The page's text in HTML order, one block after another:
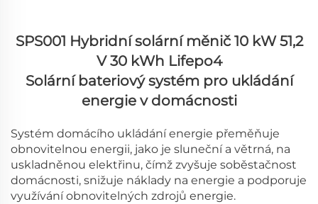
SPS001 Hybridní solární měnič 10 kW 51,2
V 30 kWh Lifepo4
Solární bateriový systém pro ukládání
energie v domácnosti
Systém domácího ukládání energie přeměňuje
obnovitelnou energii, jako je sluneční a větrná, na
uskladněnou elektřinu, čímž zvyšuje soběstačnost
domácnosti, snižuje náklady na energie a podporuje
využívání obnovitelných zdrojů energie.